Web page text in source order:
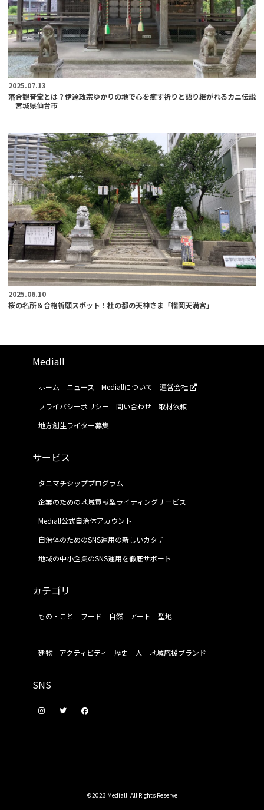
2025.07.13
落合観音堂とは？伊達政宗ゆかりの地で心を癒す祈りと語り継がれるカニ伝説
｜宮城県仙台市
2025.06.10
桜の名所＆合格祈願スポット！杜の都の天神さま「榴岡天満宮」
Mediall
ホーム ニュース Mediallについて
運営会社
プライバシーポリシー
問い合わせ
取材依頼
地方創生ライター募集
サービス
タニマチシッププログラム
企業のための地域貢献型ライティングサービス
Mediall公式自治体アカウント
自治体のためのSNS運用の新しいカタチ
地域の中小企業のSNS運用を徹底サポート
カテゴリ
もの・こと フード 自然 アート 聖地
建物 アクティビティ 歴史 人 地域応援ブランド
SNS
©2023 Mediall. All Rights Reserve